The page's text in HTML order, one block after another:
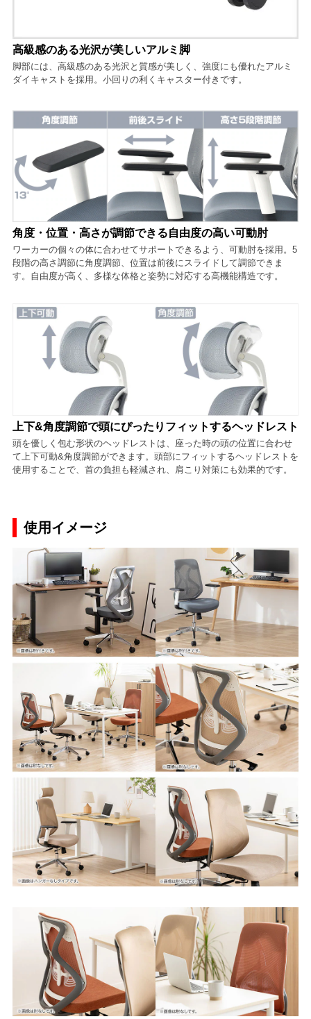
高級感のある光沢が美しいアルミ脚
脚部には、高級感のある光沢と質感が美しく、強度にも優れたアルミ
ダイキャストを採用。小回りの利くキャスター付きです。
角度・位置・高さが調節できる自由度の高い可動肘
ワーカーの個々の体に合わせてサポートできるよう、可動肘を採用。5
段階の高さ調節に角度調節、位置は前後にスライドして調節できま
す。自由度が高く、多様な体格と姿勢に対応する高機能構造です。
上下&角度調節で頭にぴったりフィットするヘッドレスト
頭を優しく包む形状のヘッドレストは、座った時の頭の位置に合わせ
て上下可動&角度調節ができます。頭部にフィットするヘッドレストを
使用することで、首の負担も軽減され、肩こり対策にも効果的です。
使用イメージ